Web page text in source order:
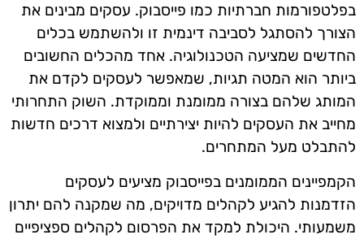
בפלטפורמות חברתיות כמו פייסבוק. עסקים מבינים את
הצורך להסתגל לסביבה דינמית זו ולהשתמש בכלים
החדשים שמציעה הטכנולוגיה. אחד מהכלים החשובים
ביותר הוא המטה תגיות, שמאפשר לעסקים לקדם את
המותג שלהם בצורה ממומנת וממוקדת. השוק התחרותי
מחייב את העסקים להיות יצירתיים ולמצוא דרכים חדשות
להתבלט מעל המתחרים.
הקמפיינים הממומנים בפייסבוק מציעים לעסקים
הזדמנות להגיע לקהלים מדויקים, מה שמקנה להם יתרון
משמעותי. היכולת למקד את הפרסום לקהלים ספציפיים